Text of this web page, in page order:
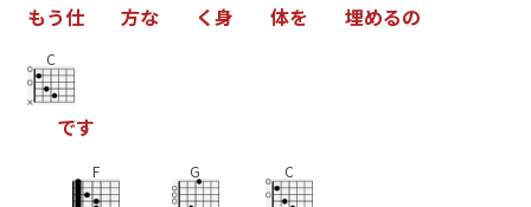
もう仕 方な く身 体を 埋めるの
C
です
F G C